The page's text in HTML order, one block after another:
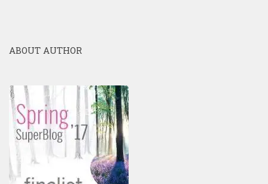
ABOUT AUTHOR